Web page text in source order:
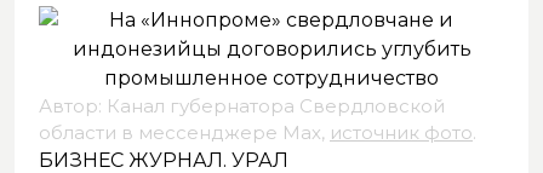
Автор: Канал губернатора Свердловской
области в мессенджере Мах, источник фото.
БИЗНЕС ЖУРНАЛ. УРАЛ